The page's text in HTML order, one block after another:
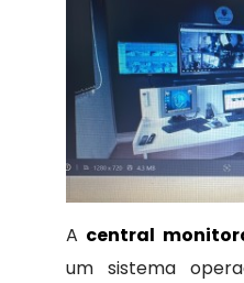
A central
um sistema